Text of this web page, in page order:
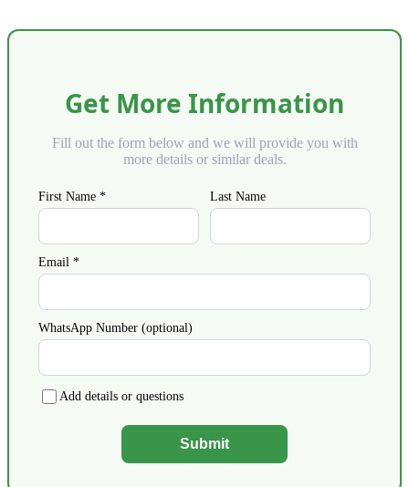
Get More Information
Fill out the form below and we will provide you with
more details or similar deals.
First Name * Last Name
Email *
WhatsApp Number (optional)
Add details or questions
Submit